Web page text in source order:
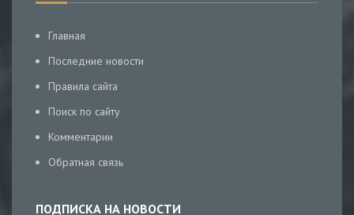
Главная
Последние новости
Правила сайта
Поиск по сайту
Комментарии
Обратная связь
ПОДПИСКА НА НОВОСТИ